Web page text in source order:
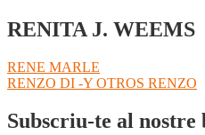
RENITA J. WEEMS
Navegació
d'entrades
Entrada
anterior:
RENE MARLE
Pròxima
RENZO DI -Y OTROS RENZO
Subscriu-te al